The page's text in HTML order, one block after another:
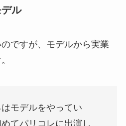
ル
ですが、モデルから実業
モデルをやってい
てパリコレに出演し